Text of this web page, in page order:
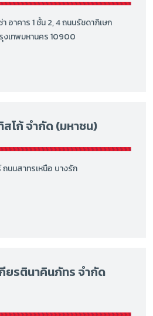
อาคาร 1 ชั้น 2, 4 ถนนรัชดาภิเษก
งเทพมหานคร 10900
โก้ จำกัด (มหาชน)
นนสาทรเหนือ บางรัก
ยรตินาคินภัทร จำกัด